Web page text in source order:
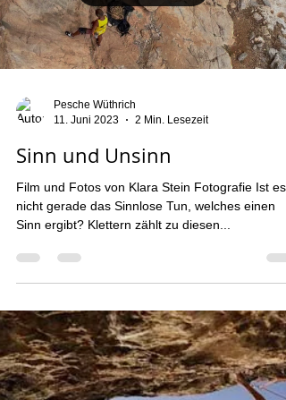
Load video
11. Juni 2023
2 Min. Lesezeit
Sinn und Unsinn
Film und Fotos von Klara Stein Fotografie Ist es
Sinn ergibt? Klettern zählt zu diesen...